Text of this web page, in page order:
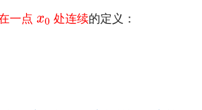
一点 x0
x0 处连续的定义：